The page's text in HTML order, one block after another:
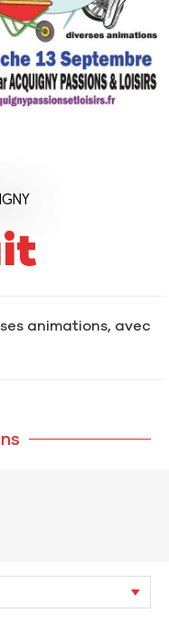
animations, avec